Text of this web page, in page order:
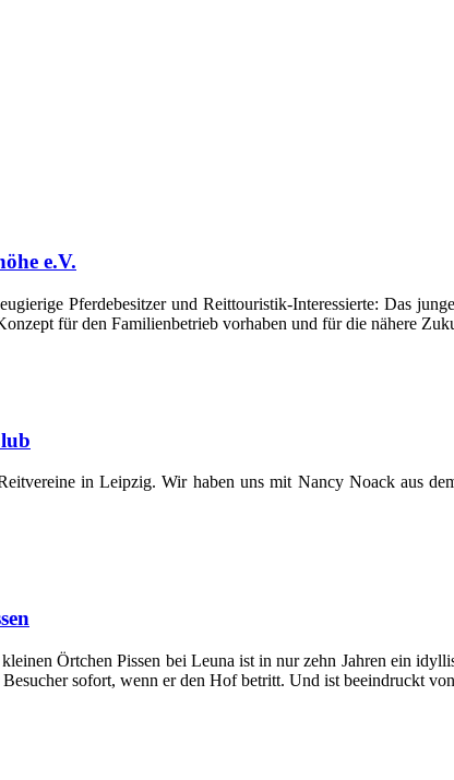
e.V.
Pferdebesitzer und Reittouristik-Interessierte: Das
für den Familienbetrieb vorhaben und für die nähere
in Leipzig. Wir haben uns mit Nancy Noack aus
Örtchen Pissen bei Leuna ist in nur zehn Jahren ein
sofort, wenn er den Hof betritt. Und ist beeindruckt